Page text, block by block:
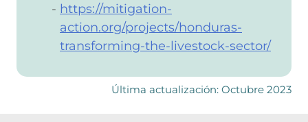
https://mitigation-
action.org/projects/honduras-
transforming-the-livestock-sector/
Última actualización: Octubre 2023